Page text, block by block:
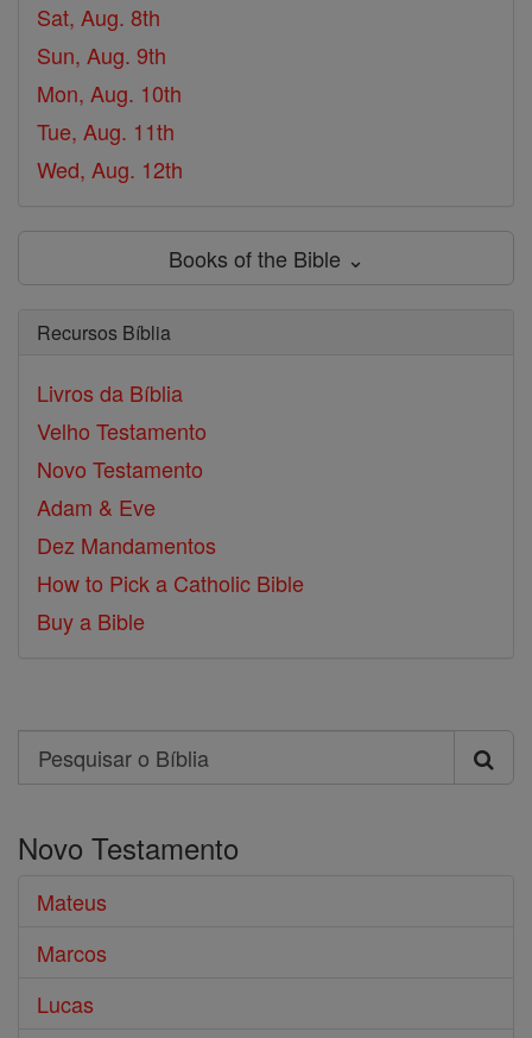
Sat, Aug. 8th
Sun, Aug. 9th
Mon, Aug. 10th
Tue, Aug. 11th
Wed, Aug. 12th
Books of the Bible ⌄
Recursos Bíblia
Livros da Bíblia
Velho Testamento
Novo Testamento
Adam & Eve
Dez Mandamentos
How to Pick a Catholic Bible
Buy a Bible
Search
Pesquisar
Bíblia
Novo Testamento
Mateus
Marcos
Lucas